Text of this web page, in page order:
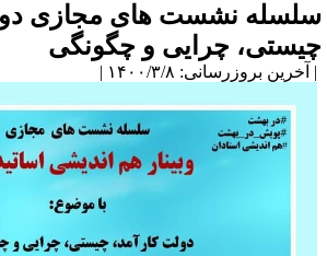
نشست های مجازی
چرایی و چگونگی
بروزرسانی: ۱۴۰۰/۳/۸ |